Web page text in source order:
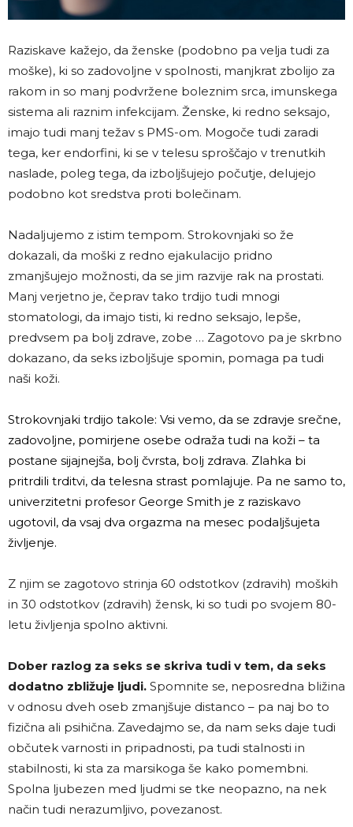
Raziskave kažejo, da ženske (podobno pa velja tudi za
moške), ki so zadovoljne v spolnosti, manjkrat zbolijo za
rakom in so manj podvržene boleznim srca, imunskega
sistema ali raznim infekcijam. Ženske, ki redno seksajo,
imajo tudi manj težav s PMS-om. Mogoče tudi zaradi
tega, ker endorfini, ki se v telesu sproščajo v trenutkih
naslade, poleg tega, da izboljšujejo počutje, delujejo
podobno kot sredstva proti bolečinam.
Nadaljujemo z istim tempom. Strokovnjaki so že
dokazali, da moški z redno ejakulacijo pridno
zmanjšujejo možnosti, da se jim razvije rak na prostati.
Manj verjetno je, čeprav tako trdijo tudi mnogi
stomatologi, da imajo tisti, ki redno seksajo, lepše,
predvsem pa bolj zdrave, zobe … Zagotovo pa je skrbno
dokazano, da seks izboljšuje spomin, pomaga pa tudi
naši koži.
Strokovnjaki trdijo takole: Vsi vemo, da se zdravje srečne,
zadovoljne, pomirjene osebe odraža tudi na koži – ta
postane sijajnejša, bolj čvrsta, bolj zdrava. Zlahka bi
pritrdili trditvi, da telesna strast pomlajuje. Pa ne samo to,
univerzitetni profesor George Smith je z raziskavo
ugotovil, da vsaj dva orgazma na mesec podaljšujeta
življenje.
Z njim se zagotovo strinja 60 odstotkov (zdravih) moških
in 30 odstotkov (zdravih) žensk, ki so tudi po svojem 80-
letu življenja spolno aktivni.
Dober razlog za seks se skriva tudi v tem, da seks
dodatno zbližuje ljudi. Spomnite se, neposredna bližina
v odnosu dveh oseb zmanjšuje distanco – pa naj bo to
fizična ali psihična. Zavedajmo se, da nam seks daje tudi
občutek varnosti in pripadnosti, pa tudi stalnosti in
stabilnosti, ki sta za marsikoga še kako pomembni.
Spolna ljubezen med ljudmi se tke neopazno, na nek
način tudi nerazumljivo, povezanost.